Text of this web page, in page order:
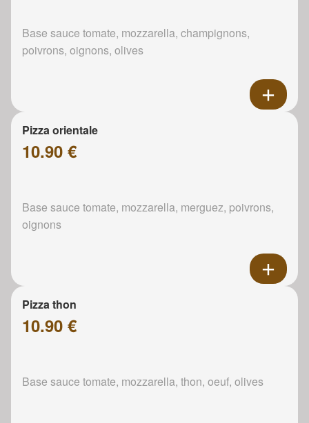
Base sauce tomate, mozzarella, champignons,
poivrons, oignons, olives
Pizza orientale
10.90 €
Base sauce tomate, mozzarella, merguez, poivrons,
oignons
Pizza thon
10.90 €
Base sauce tomate, mozzarella, thon, oeuf, olives